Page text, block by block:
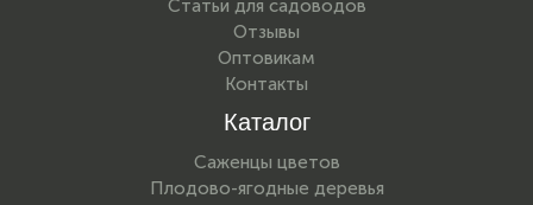
Статьи для садоводов
Отзывы
Оптовикам
Контакты
Каталог
Саженцы цветов
Плодово-ягодные деревья